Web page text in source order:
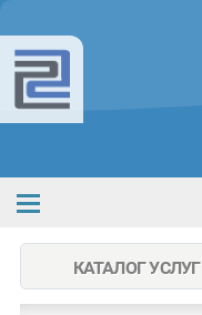
КАТАЛОГ УСЛУГ